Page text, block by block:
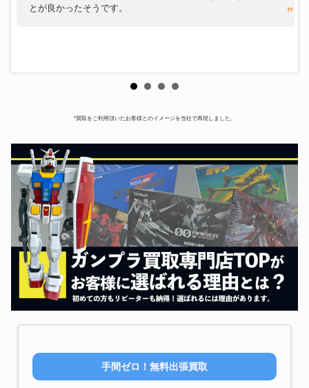
ガンプラ(ガンダムグッズ)
トップス イザーク・ジュール
MODEL SHEET AS SEED 夏祭
ガンプラ(ガンダムグッズ)
モビルスーツ 第1期」
解体匠機 RX-93 νガンダム
ガンプラ(ガンダムグッズ)
B-CLUB 1/100 ナイチンゲール
レジンキャストキット
ガンプラ(ガンダムグッズ)
ペプシ「機動戦士ガンダムシリ
ーズ」 ペプシボトルキャップ第
3弾 全32種セット
ガンプラ(ガンダムグッズ)
松竹「機動戦士ガンダムSEED
FREEDOM ×「サンリオキャラ
クターズ トレーディングミニブ
ロマイド」全18種セット
ガンプラ(ガンダムグッズ)
KADOKAWA ヴィルダ・ミレン/
キユウ・ラボット クオカード
ガンプラ(ガンダムグッズ)
セブンイレブン シャア専用ザク
ートセット
ガンプラ(ガンダムグッズ)
ムービック ラクス・クライン ぬ
いぐるみ
とが良かったそうです。
*買取をご利用頂いたお客様とのイメージを当社で再現しました。
手間ゼロ！無料出張買取